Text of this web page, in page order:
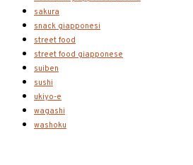
sakura
snack giapponesi
street food
street food giapponese
suiben
sushi
ukiyo-e
wagashi
washoku